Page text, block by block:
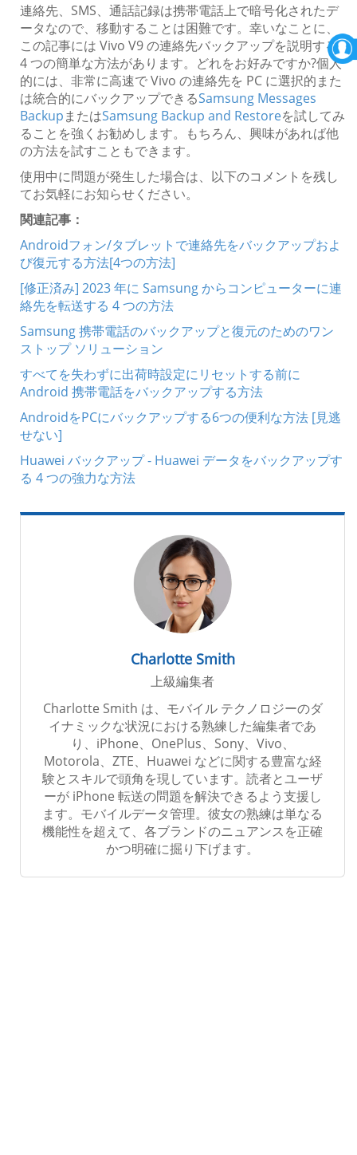
連絡先、SMS、通話記録は携帯電話上で暗号化されたデ
ータなので、移動することは困難です。幸いなことに、
この記事には Vivo V9 の連絡先バックアップを説明する
4 つの簡単な方法があります。どれをお好みですか?個人
的には、非常に高速で Vivo の連絡先を PC に選択的また
は統合的にバックアップできるSamsung Messages
BackupまたはSamsung Backup and Restoreを試してみ
ることを強くお勧めします。もちろん、興味があれば他
の方法を試すこともできます。
使用中に問題が発生した場合は、以下のコメントを残し
てお気軽にお知らせください。
関連記事：
Androidフォン/タブレットで連絡先をバックアップおよ
び復元する方法[4つの方法]
[修正済み] 2023 年に Samsung からコンピューターに連
絡先を転送する 4 つの方法
Samsung 携帯電話のバックアップと復元のためのワン
ストップ ソリューション
すべてを失わずに出荷時設定にリセットする前に
Android 携帯電話をバックアップする方法
AndroidをPCにバックアップする6つの便利な方法 [見逃
せない]
Huawei バックアップ - Huawei データをバックアップす
る 4 つの強力な方法
Charlotte Smith
上級編集者
Charlotte Smith は、モバイル テクノロジーのダ
イナミックな状況における熟練した編集者であ
り、iPhone、OnePlus、Sony、Vivo、
Motorola、ZTE、Huawei などに関する豊富な経
験とスキルで頭角を現しています。読者とユーザ
ーが iPhone 転送の問題を解決できるよう支援し
ます。モバイルデータ管理。彼女の熟練は単なる
機能性を超えて、各ブランドのニュアンスを正確
かつ明確に掘り下げます。